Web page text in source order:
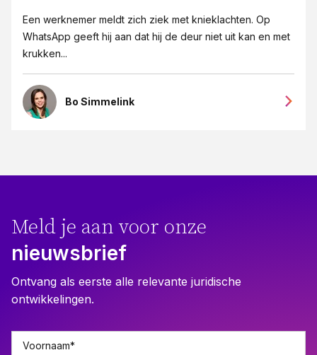
Een werknemer meldt zich ziek met knieklachten. Op
WhatsApp geeft hij aan dat hij de deur niet uit kan en met
krukken...
Bo Simmelink
Meld je aan voor onze
nieuwsbrief
Ontvang als eerste alle relevante juridische
ontwikkelingen.
Voornaam*